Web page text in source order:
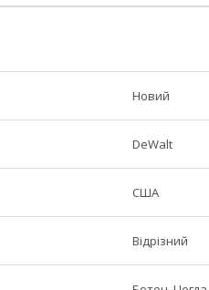
Новий
DeWalt
США
Відрізний